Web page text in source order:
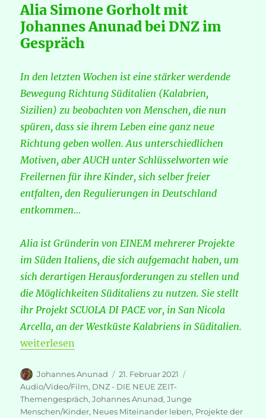
Alia Simone Gorholt mit
Johannes Anunad bei DNZ im
Gespräch
In den letzten Wochen ist eine stärker werdende
Bewegung Richtung Süditalien (Kalabrien,
Sizilien) zu beobachten von Menschen, die nun
spüren, dass sie ihrem Leben eine ganz neue
Richtung geben wollen. Aus unterschiedlichen
Motiven, aber AUCH unter Schlüsselworten wie
Freilernen für ihre Kinder, sich selber freier
entfalten, den Regulierungen in Deutschland
entkommen…
Alia ist Gründerin von EINEM mehrerer Projekte
im Süden Italiens, die sich aufgemacht haben, um
sich derartigen Herausforderungen zu stellen und
die Möglichkeiten Süditaliens zu nutzen. Sie stellt
ihr Projekt SCUOLA DI PACE vor, in San Nicola
Arcella, an der Westküste Kalabriens in Süditalien.
„Freilerner-Projekt SCUOLA DI PACE, Süditalien“
weiterlesen
Autor
Johannes Anunad
Veröffentlicht
am
21. Februar 2021
Audio/Video/Film, DNZ - DIE NEUE ZEIT-
Themengespräch,Johannes Anunad,Junge
Menschen/Kinder, Neues Miteinander leben, Projekte der